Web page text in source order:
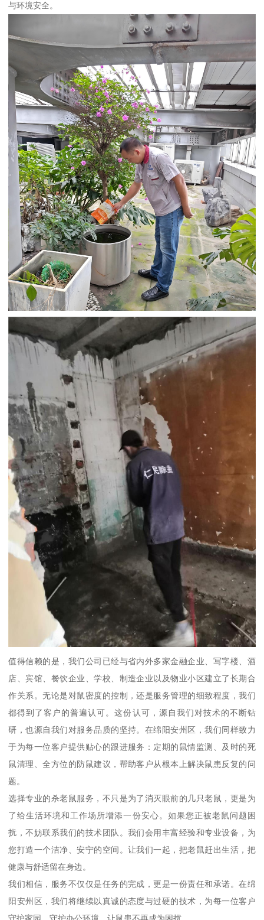
与环境安全。
值得信赖的是，我们公司已经与省内外多家金融企业、写字楼、酒
店、宾馆、餐饮企业、学校、制造企业以及物业小区建立了长期合
作关系。无论是对鼠密度的控制，还是服务管理的细致程度，我们
都得到了客户的普遍认可。这份认可，源自我们对技术的不断钻
研，也源自我们对服务品质的坚持。在绵阳安州区，我们同样致力
于为每一位客户提供贴心的跟进服务：定期的鼠情监测、及时的死
鼠清理、全方位的防鼠建议，帮助客户从根本上解决鼠患反复的问
题。
选择专业的杀老鼠服务，不只是为了消灭眼前的几只老鼠，更是为
了给生活环境和工作场所增添一份安心。如果您正被老鼠问题困
扰，不妨联系我们的技术团队。我们会用丰富经验和专业设备，为
您打造一个洁净、安宁的空间。让我们一起，把老鼠赶出生活，把
健康与舒适留在身边。
我们相信，服务不仅仅是任务的完成，更是一份责任和承诺。在绵
阳安州区，我们将继续以真诚的态度与过硬的技术，为每一位客户